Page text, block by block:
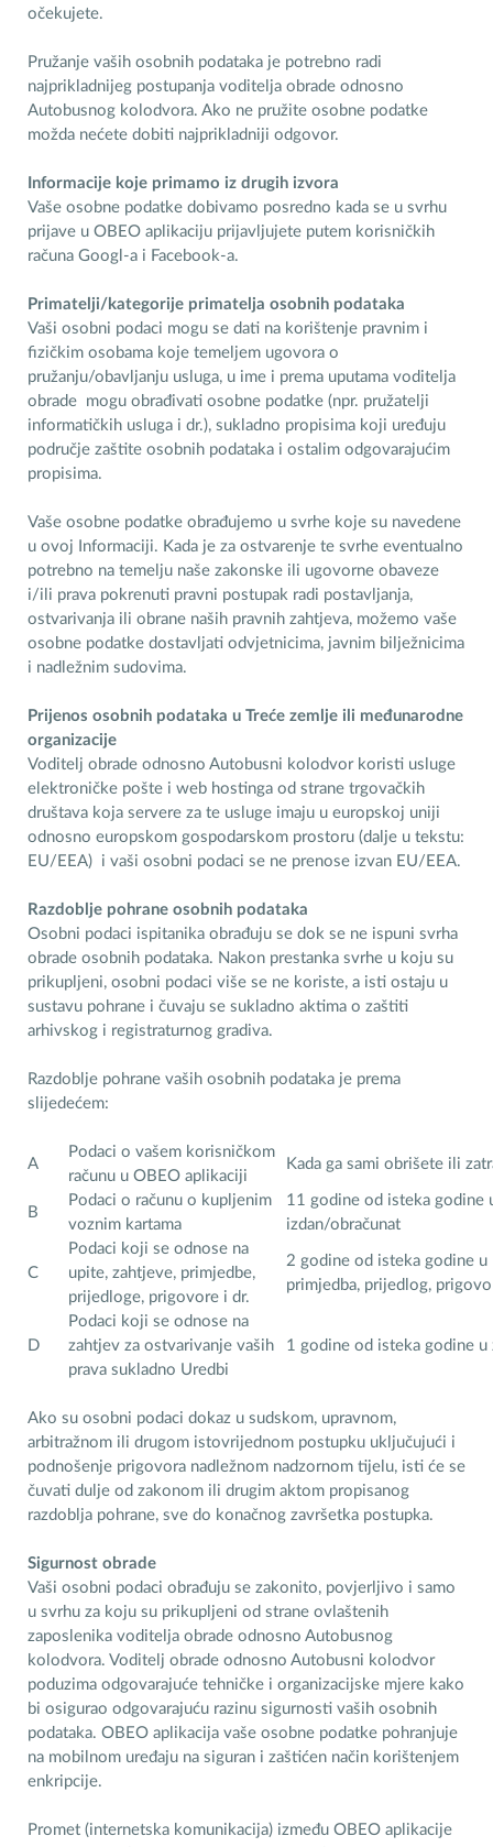
očekujete.
Pružanje vaših osobnih podataka je potrebno radi
najprikladnijeg postupanja voditelja obrade odnosno
Autobusnog kolodvora. Ako ne pružite osobne podatke
možda nećete dobiti najprikladniji odgovor.
Informacije koje primamo iz drugih izvora
Vaše osobne podatke dobivamo posredno kada se u svrhu
prijave u OBEO aplikaciju prijavljujete putem korisničkih
računa Googl-a i Facebook-a.
Primatelji/kategorije primatelja osobnih podataka
Vaši osobni podaci mogu se dati na korištenje pravnim i
fizičkim osobama koje temeljem ugovora o
pružanju/obavljanju usluga, u ime i prema uputama voditelja
obrade mogu obrađivati osobne podatke (npr. pružatelji
informatičkih usluga i dr.), sukladno propisima koji uređuju
područje zaštite osobnih podataka i ostalim odgovarajućim
propisima.
Vaše osobne podatke obrađujemo u svrhe koje su navedene
u ovoj Informaciji. Kada je za ostvarenje te svrhe eventualno
potrebno na temelju naše zakonske ili ugovorne obaveze
i/ili prava pokrenuti pravni postupak radi postavljanja,
ostvarivanja ili obrane naših pravnih zahtjeva, možemo vaše
osobne podatke dostavljati odvjetnicima, javnim bilježnicima
i nadležnim sudovima.
Prijenos osobnih podataka u Treće zemlje ili međunarodne
organizacije
Voditelj obrade odnosno Autobusni kolodvor koristi usluge
elektroničke pošte i web hostinga od strane trgovačkih
društava koja servere za te usluge imaju u europskoj uniji
odnosno europskom gospodarskom prostoru (dalje u tekstu:
EU/EEA) i vaši osobni podaci se ne prenose izvan EU/EEA.
Razdoblje pohrane osobnih podataka
Osobni podaci ispitanika obrađuju se dok se ne ispuni svrha
obrade osobnih podataka. Nakon prestanka svrhe u koju su
prikupljeni, osobni podaci više se ne koriste, a isti ostaju u
sustavu pohrane i čuvaju se sukladno aktima o zaštiti
arhivskog i registraturnog gradiva.
Razdoblje pohrane vaših osobnih podataka je prema
slijedećem:
A
Podaci o vašem korisničkom
računu u OBEO aplikaciji
Kada ga sami obrišete ili
B
Podaci o računu o kupljenim
voznim kartama
11 godine od isteka godine
izdan/obračunat
C
Podaci koji se odnose na
upite, zahtjeve, primjedbe,
prijedloge, prigovore i dr.
2 godine od isteka godine
primjedba, prijedlog,
D
Podaci koji se odnose na
zahtjev za ostvarivanje vaših
prava sukladno Uredbi
1 godine od isteka godine
Ako su osobni podaci dokaz u sudskom, upravnom,
arbitražnom ili drugom istovrijednom postupku uključujući i
podnošenje prigovora nadležnom nadzornom tijelu, isti će se
čuvati dulje od zakonom ili drugim aktom propisanog
razdoblja pohrane, sve do konačnog završetka postupka.
Sigurnost obrade
Vaši osobni podaci obrađuju se zakonito, povjerljivo i samo
u svrhu za koju su prikupljeni od strane ovlaštenih
zaposlenika voditelja obrade odnosno Autobusnog
kolodvora. Voditelj obrade odnosno Autobusni kolodvor
poduzima odgovarajuće tehničke i organizacijske mjere kako
bi osigurao odgovarajuću razinu sigurnosti vaših osobnih
podataka. OBEO aplikacija vaše osobne podatke pohranjuje
na mobilnom uređaju na siguran i zaštićen način korištenjem
enkripcije.
Promet (internetska komunikacija) između OBEO aplikacije